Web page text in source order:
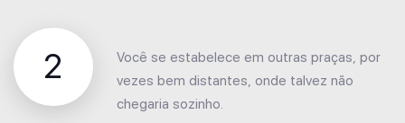
2
Você se estabelece em outras praças, por
vezes bem distantes, onde talvez não
chegaria sozinho.